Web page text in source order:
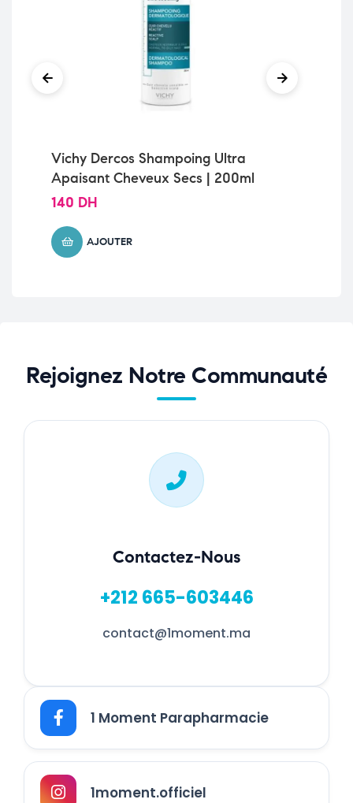
Vichy Dercos Shampoing Ultra
Apaisant Cheveux Secs | 200ml
140 DH
AJOUTER
Rejoignez Notre Communauté
Contactez-Nous
+212 665-603446
contact@1moment.ma
1 Moment Parapharmacie
1moment.officiel